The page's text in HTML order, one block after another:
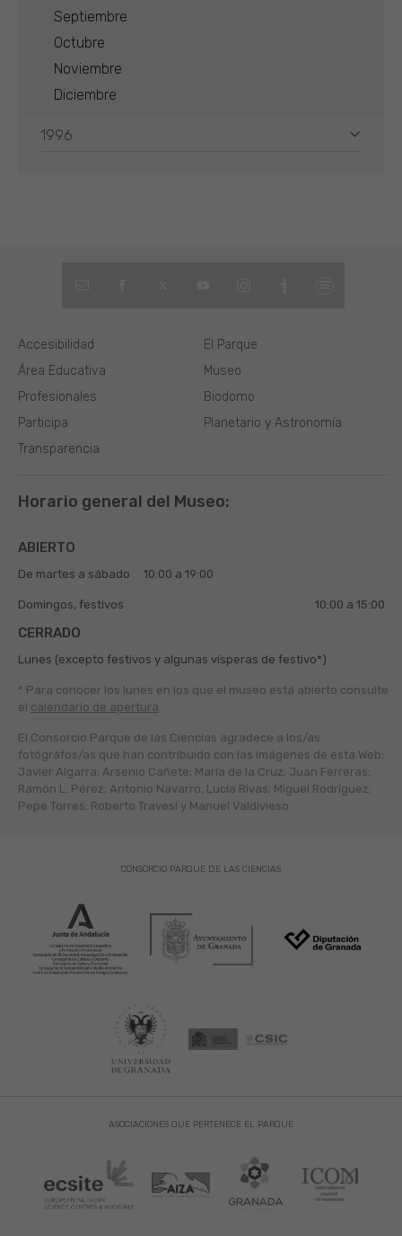
Septiembre
Octubre
Noviembre
Diciembre
1996
El Parque
Museo
Biodomo
Planetario y Astronomía
Área Educativa
Profesionales
Participa
Transparencia
Accesibilidad
Horario general del Museo:
ABIERTO
De martes a sábado 10:00 a 19:00
Domingos, festivos 10:00 a 15:00
CERRADO
Lunes (excepto festivos y algunas vísperas de festivo*)
* Para conocer los lunes en los que el museo está abierto consulte
el calendario de apertura
El Consorcio Parque de las Ciencias agradece a los/as
fotógráfos/as que han contribuido con las imágenes de esta Web:
Javier Algarra; Arsenio Cañete; María de la Cruz; Juan Ferreras;
Ramón L. Pérez; Antonio Navarro; Lucía Rivas; Miguel Rodríguez;
Pepe Torres; Roberto Travesí y Manuel Valdivieso.
ASOCIACIONES QUE PERTENECE EL PARQUE
CONSORCIO PARQUE DE LAS CIENCIAS